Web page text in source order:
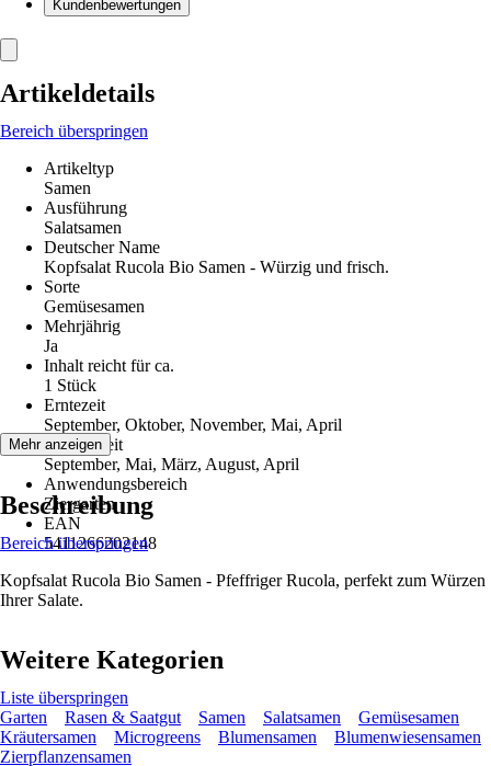
Kundenbewertungen
Artikeldetails
Bereich überspringen
Artikeltyp
Samen
Ausführung
Salatsamen
Deutscher Name
Kopfsalat Rucola Bio Samen - Würzig und frisch.
Sorte
Gemüsesamen
Mehrjährig
Ja
Inhalt reicht für ca.
1 Stück
Erntezeit
September, Oktober, November, Mai, April
Aussaatzeit
September, Mai, März, August, April
Anwendungsbereich
Ziergarten
EAN
5411266202148
Mehr anzeigen
Beschreibung
Bereich überspringen
Kopfsalat Rucola Bio Samen - Pfeffriger Rucola, perfekt zum Würzen
Ihrer Salate.
Weitere Kategorien
Liste überspringen
Garten
Rasen & Saatgut Samen Salatsamen
Gemüsesamen
Kräutersamen
Microgreens Blumensamen
Blumenwiesensamen
Zierpflanzensamen